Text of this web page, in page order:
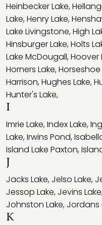
Heinbecker Lake,
Lake,Henry Lake,
Lake Livingstone,High
Hinsburger Lake,Holts
Lake McDougall,Hoover
Horners Lake,Horseshoe
Harrison,Hughes Lake,
Hunter's Lake,
I
Imrie Lake,Index Lake,
Lake,Irwins Pond,
Island Lake Paxton,
J
Jacks Lake, Jelso Lake,
Jessop Lake, Jevins Lake
Johnston Lake, Jordans
K